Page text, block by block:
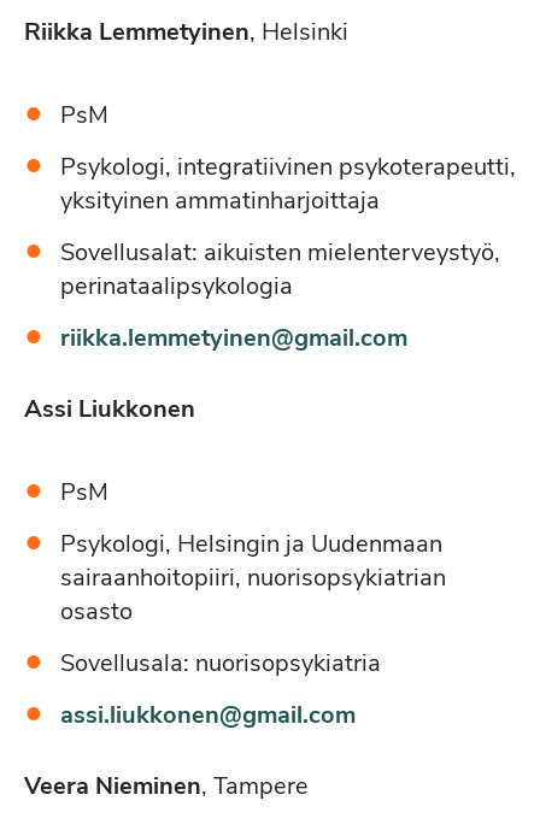
Riikka Lemmetyinen, Helsinki
PsM
Psykologi, integratiivinen psykoterapeutti,
yksityinen ammatinharjoittaja
Sovellusalat: aikuisten mielenterveystyö,
perinataalipsykologia
riikka.lemmetyinen@gmail.com
Assi Liukkonen
PsM
Psykologi, Helsingin ja Uudenmaan
sairaanhoitopiiri, nuorisopsykiatrian
osasto
Sovellusala: nuorisopsykiatria
assi.liukkonen@gmail.com
Veera Nieminen, Tampere